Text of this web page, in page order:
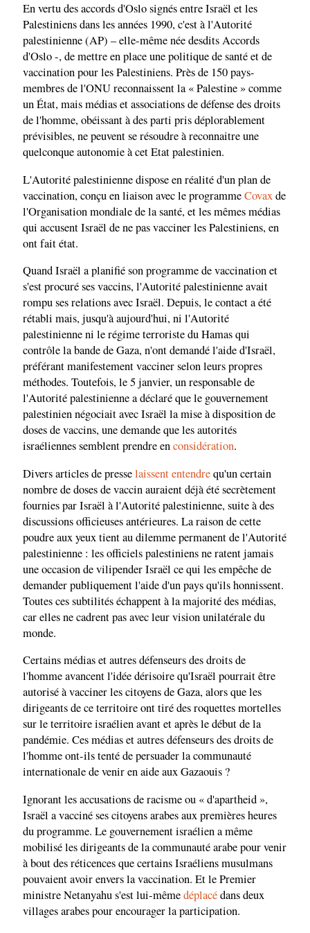
En vertu des accords d'Oslo signés entre Israël et les
Palestiniens dans les années 1990, c'est à l'Autorité
palestinienne (AP) – elle-même née desdits Accords
d'Oslo -, de mettre en place une politique de santé et de
vaccination pour les Palestiniens. Près de 150 pays-
membres de l'ONU reconnaissent la « Palestine » comme
un État, mais médias et associations de défense des droits
de l'homme, obéissant à des parti pris déplorablement
prévisibles, ne peuvent se résoudre à reconnaitre une
quelconque autonomie à cet Etat palestinien.
L'Autorité palestinienne dispose en réalité d'un plan de
vaccination, conçu en liaison avec le programmeCovaxde
l'Organisation mondiale de la santé, et les mêmes médias
qui accusent Israël de ne pas vacciner les Palestiniens, en
ont fait état.
Quand Israël a planifié son programme de vaccination et
s'est procuré ses vaccins, l'Autorité palestinienne avait
rompu ses relations avec Israël. Depuis, le contact a été
rétabli mais, jusqu'à aujourd'hui, ni l'Autorité
palestinienne ni le régime terroriste du Hamas qui
contrôle la bande de Gaza, n'ont demandé l'aide d'Israël,
préférant manifestement vacciner selon leurs propres
méthodes. Toutefois, le 5 janvier, un responsable de
l'Autorité palestinienne a déclaré que le gouvernement
palestinien négociait avec Israël la mise à disposition de
doses de vaccins, une demande que les autorités
israéliennes semblent prendre enconsidération.
Divers articles de presselaissent entendrequ'un certain
nombre de doses de vaccin auraient déjà été secrètement
fournies par Israël à l'Autorité palestinienne, suite à des
discussions officieuses antérieures. La raison de cette
poudre aux yeux tient au dilemme permanent de l'Autorité
palestinienne : les officiels palestiniens ne ratent jamais
une occasion de vilipender Israël ce qui les empêche de
demander publiquement l'aide d'un pays qu'ils honnissent.
Toutes ces subtilités échappent à la majorité des médias,
car elles ne cadrent pas avec leur vision unilatérale du
monde.
Certains médias et autres défenseurs des droits de
l'homme avancent l'idée dérisoire qu'Israël pourrait être
autorisé à vacciner les citoyens de Gaza, alors que les
dirigeants de ce territoire ont tiré des roquettes mortelles
sur le territoire israélien avant et après le début de la
pandémie. Ces médias et autres défenseurs des droits de
l'homme ont-ils tenté de persuader la communauté
internationale de venir en aide aux Gazaouis ?
Ignorant les accusations de racisme ou « d'apartheid »,
Israël a vacciné ses citoyens arabes aux premières heures
du programme. Le gouvernement israélien a même
mobilisé les dirigeants de la communauté arabe pour venir
à bout des réticences que certains Israéliens musulmans
pouvaient avoir envers la vaccination. Et le Premier
ministre Netanyahu s'est lui-mêmedéplacédans deux
villages arabes pour encourager la participation.